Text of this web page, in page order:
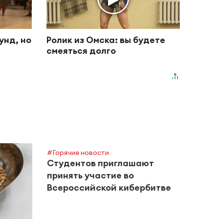
но
Ролик из Омска: вы будете
смеяться долго
#Горячие новости
Студентов приглашают
принять участие во
Всероссийской кибербитве